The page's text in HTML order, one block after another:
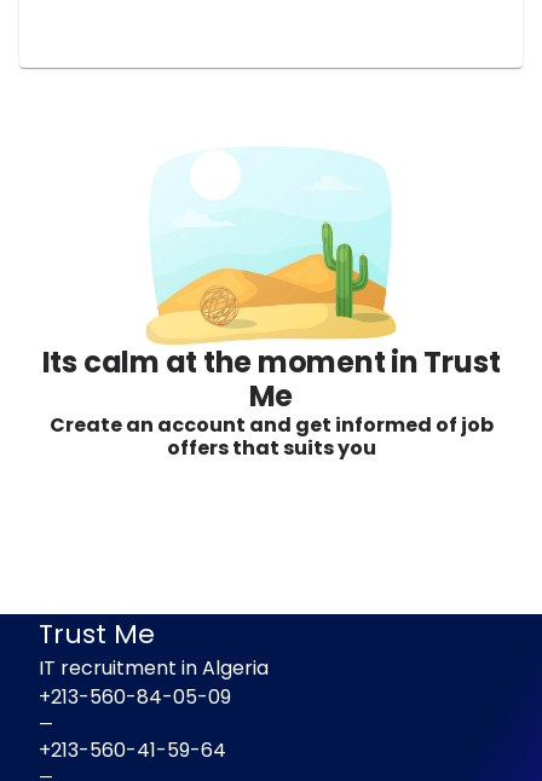
Its calm at the moment in Trust
Me
Create an account and get informed of job
offers that suits you
Trust Me
IT recruitment in Algeria
+213-560-84-05-09
—
+213-560-41-59-64